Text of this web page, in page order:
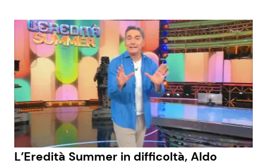
L’Eredità Summer in difficoltà, Aldo